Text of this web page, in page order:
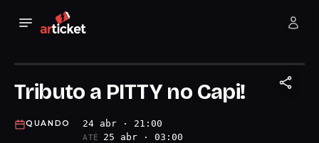
Tributo a PITTY no Capi!
QUANDO 24 abr · 21:00
ATÉ 25 abr · 03:00